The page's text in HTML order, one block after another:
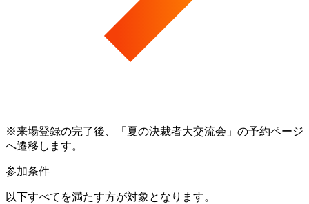
※来場登録の完了後、「夏の決裁者大交流会」の予約ページ
へ遷移します。
参加条件
以下すべてを満たす方が対象となります。